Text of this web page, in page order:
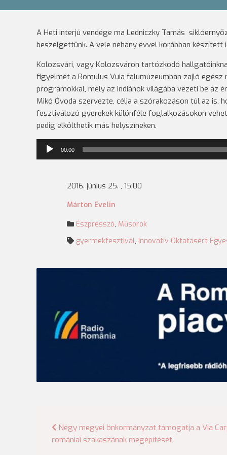
A Heti interjú vendége ma Ledniczky Tamás
beszélgettünk. A vele néhány évvel korábban készített
Kolozsvári, vagy Kolozsváron tartózkodó
figyelmét a Romulus Vuia falumúzeumban zajló
programokkal, mely az indiánok világába vezeti be az
Mikó Óvoda szervezte, célja a szórakozáson túl az is,
fesztiválozó gyerekek különféle foglalkozásokon
pedig elkölthetik más helyszíneken.
Audió
lejátszó
00:00
2016. június 25. , 15:00
Márton Evelin
Észpresszó, Műsorok
gyermekfesztivál, Innovatív Oktatásért
Bejegyzés
Négy megyei önkormányzat támogatja a Via
romániai szakaszának megépítését